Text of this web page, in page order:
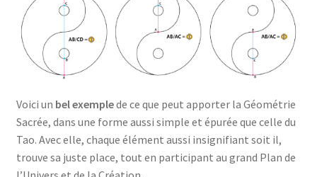
Voici un bel exemplede ce que peut apporter la Géométrie
Sacrée, dans une forme aussi simple et épurée que celle du
Tao. Avec elle, chaque élément aussi insignifiant soit il,
trouve sa juste place, tout en participant au grand Plan de